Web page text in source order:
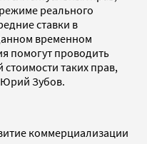
реального
ставки в
временном
помогут проводить
таких прав,
Юрий Зубов.
коммерциализации